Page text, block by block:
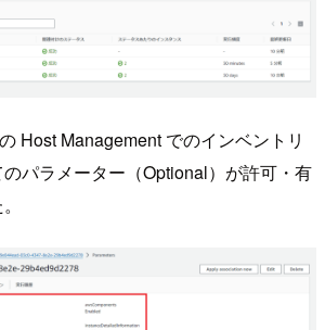
Host Management でのインベントリ
パラメーター（Optional）が許可・有